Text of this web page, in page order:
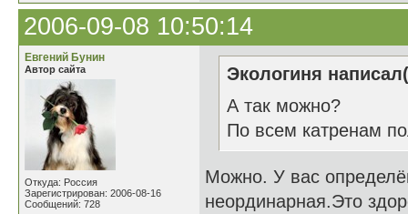
2006-09-08 10:50:14
Евгений Бунин
Автор сайта
Откуда: Россия
Зарегистрирован: 2006-08-16
Сообщений: 728
Экологиня
А так можно?
По всем катренам
Можно. У вас
неординарная.Это